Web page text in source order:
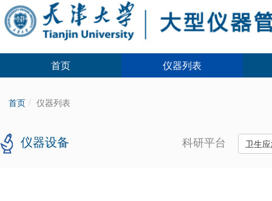
首页 仪器列表
首页 仪器列表
仪器设备 科研平台 卫生